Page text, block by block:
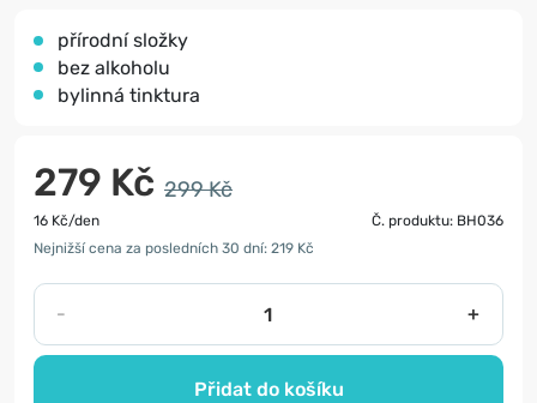
přírodní složky
bez alkoholu
bylinná tinktura
279 Kč 299 Kč
16 Kč/den
Č. produktu: BH036
Nejnižší cena za posledních 30 dní: 219 Kč
- +
Přidat do košíku